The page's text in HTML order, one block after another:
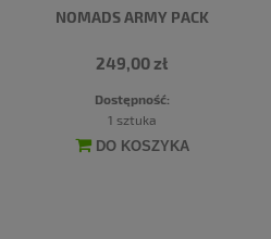
NOMADS ARMY PACK
249,00 zł
Dostępność:
1 sztuka
DO KOSZYKA